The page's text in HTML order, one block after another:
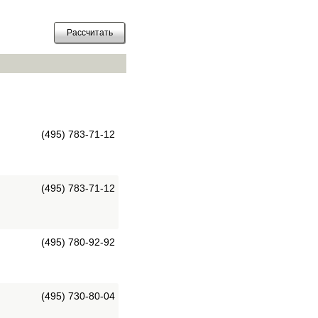
(495) 783-71-12
(495) 783-71-12
(495) 780-92-92
(495) 730-80-04